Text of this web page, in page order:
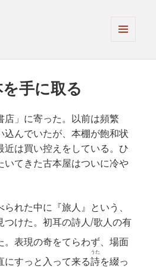
ーとウ
手に取る
店」に寄った。以前は頻繁
込んでいたが、本棚が飽和状
近は買い控えをしている。ひ
いてきた古本屋はついに冷や
れた中に『旅人』という、
つけた。初耳の詩人/歌人の有
。表現の奇をてらわず、場面
にすっと入って来る詩
うた
を綴っ